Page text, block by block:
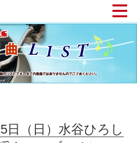
日（日）水谷ひろし